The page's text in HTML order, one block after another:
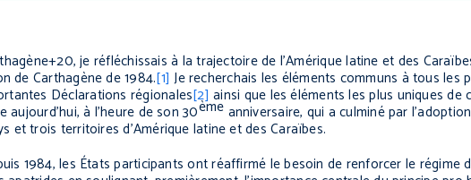
je réfléchissais à la trajectoire de l’Amérique latine et des
de Carthagène de 1984.[1] Je recherchais les éléments communs à tous les
Déclarations régionales[2] ainsi que les éléments les plus uniques de
à l’heure de son 30èmeanniversaire, qui a culminé par
et trois territoires d’Amérique latine et des Caraïbes.
1984, les États participants ont réaffirmé le besoin de renforcer le régime